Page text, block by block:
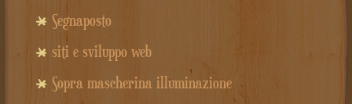
Segnaposto
siti e sviluppo web
Sopra mascherina illuminazione